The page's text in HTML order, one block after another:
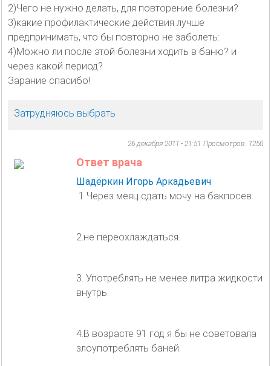
2)Чего не нужно делать, для повторение болезни?
3)какие профилактические действия лучше
предпринимать, что бы повторно не заболеть:
4)Можно ли после этой болезни ходить в баню? и
через какой период?
Зарание спасибо!
Затрудняюсь выбрать
26 декабря 2011 - 21:51 Просмотров: 1250
Ответ врача
Шадёркин Игорь Аркадьевич
1 Через меяц сдать мочу на бакпосев.
2.не переохлаждаться.
3. Употреблять не менее литра жидкости
внутрь.
4.В возрасте 91 год я бы не советовала
злоупотреблять баней.